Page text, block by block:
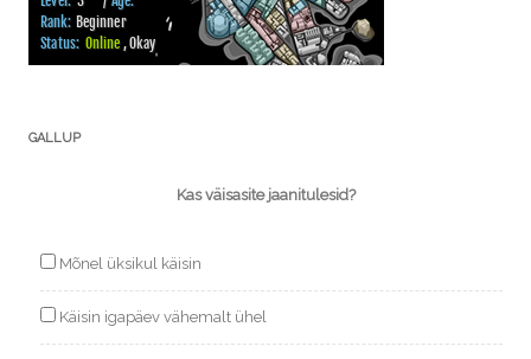
GALLUP
Kas väisasite jaanitulesid?
Mõnel üksikul käisin
Käisin igapäev vähemalt ühel